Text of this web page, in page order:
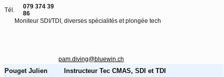
Tél.
079 374 39
86
Moniteur SDI/TDI, diverses spécialités et plongée tech
pam.diving@bluewin.ch
Pouget Julien Instructeur Tec CMAS, SDI et TDI